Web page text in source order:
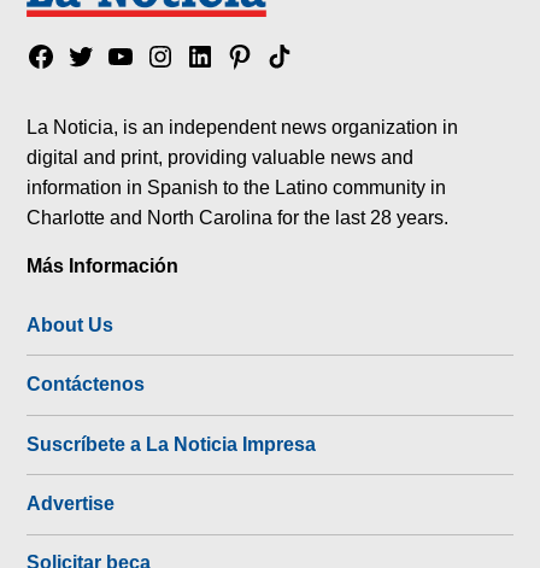
Facebook
TwitterYouTubeInstagram
LinkedinPinterest
Tik
La Noticia, is an independent news organization in
digital and print, providing valuable news and
information in Spanish to the Latino community in
Charlotte and North Carolina for the last 28 years.
Más Información
About Us
Contáctenos
Suscríbete a La Noticia Impresa
Advertise
Solicitar beca